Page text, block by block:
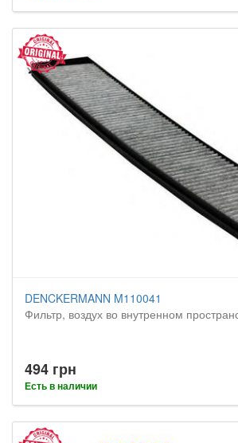
DENCKERMANN M110041
Фильтр, воздух во внутренном
494 грн
Есть в наличии